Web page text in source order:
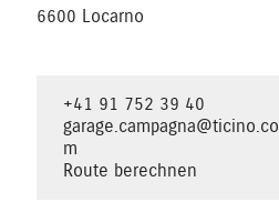
6600 Locarno
+41 91 752 39 40
garage.campagna@ticino.co
m
Route berechnen